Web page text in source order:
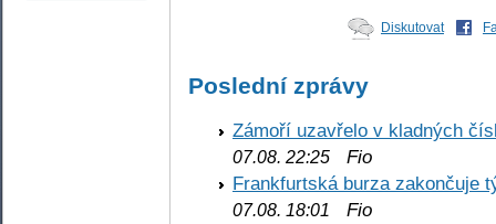
Diskutovat
Poslední zprávy
Zámoří uzavřelo v kladných
07.08. 22:25 Fio
Frankfurtská burza zakončuje
07.08. 18:01
Fio